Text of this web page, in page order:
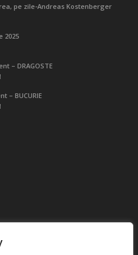
pe zile-Andreas Kostenberger
2025
– DRAGOSTE
– BUCURIE